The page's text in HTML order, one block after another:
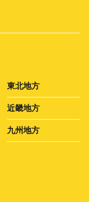
東北地方
近畿地方
九州地方